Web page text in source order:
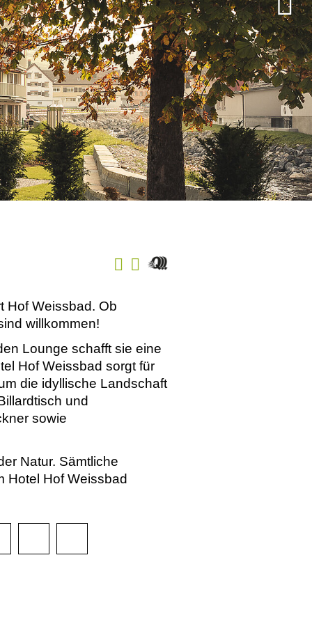
Hof Weissbad. Ob
willkommen!
Lounge schafft sie eine
Hof Weissbad sorgt für
die idyllische Landschaft
und
sowie
Natur. Sämtliche
Hotel Hof Weissbad